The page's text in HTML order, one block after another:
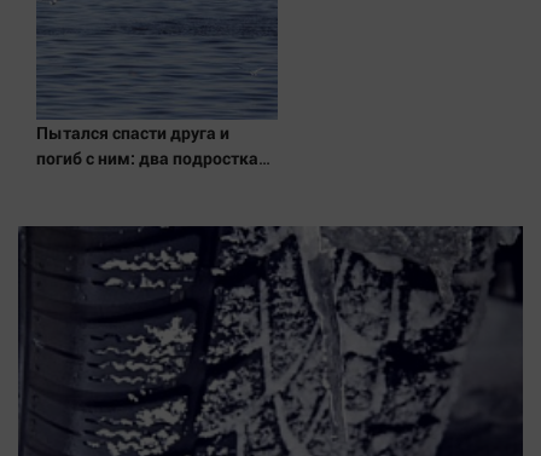
Обсуждаем
Отдых
Последняя инстанция
Точка на карте
Пытался спасти друга и
погиб с ним: два подростка